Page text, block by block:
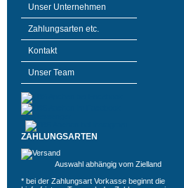
Unser Unternehmen
Zahlungsarten etc.
Kontakt
Unser Team
ZAHLUNGSARTEN
Auswahl abhängig vom Zielland
* bei der Zahlungsart Vorkasse beginnt die